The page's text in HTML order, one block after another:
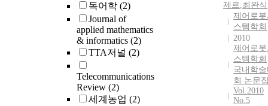
독어학 (2)
Journal of
applied mathematics
& informatics (2)
TTA저널 (2)
Telecommunications
Review (2)
세계농업 (2)
제르,최완식
제어로
스템학회
2010
제어로
스템학회
국내학
회 논문
Vol.2010
No.5